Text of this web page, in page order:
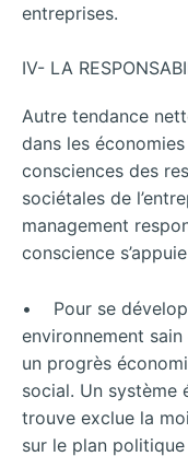
entreprises.
IV- LA
Autre tendance
dans les
consciences des
sociétales de
management
conscience
• Pour se
environnement
un progrès
social. Un système
trouve exclue la
sur le plan